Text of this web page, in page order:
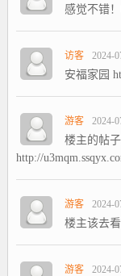
感觉不错
访客 2024-
安福家园
游客 2024-
楼主的帖
http://
游客 2024-
楼主该去
游客 2024-